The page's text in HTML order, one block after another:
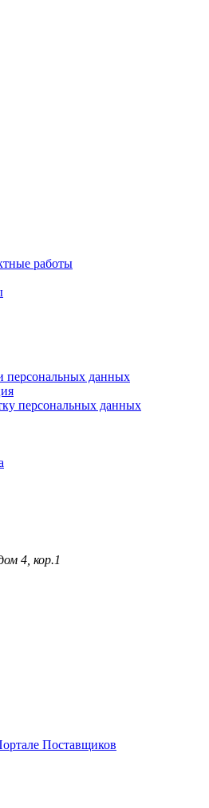
работы
персональных данных
персональных данных
4, кор.1